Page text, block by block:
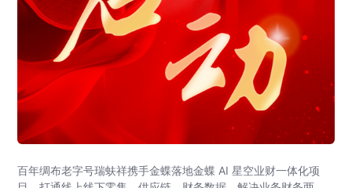
百年绸布老字号瑞蚨祥携手金蝶落地金蝶 AI 星空业财一体化项